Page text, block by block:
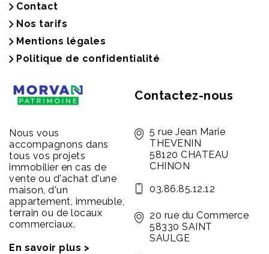
Contact
Nos tarifs
Mentions légales
Politique de confidentialité
Nous vous
accompagnons dans
tous vos projets
immobilier en cas de
vente ou d'achat d'une
maison, d'un
appartement, immeuble,
terrain ou de locaux
commerciaux.
En savoir plus >
Contactez-nous
5 rue Jean Marie
THEVENIN
58120 CHATEAU
CHINON
03.86.85.12.12
20 rue du Commerce
58330 SAINT
SAULGE